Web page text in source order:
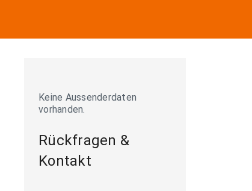
Keine Aussenderdaten
vorhanden.
Rückfragen &
Kontakt